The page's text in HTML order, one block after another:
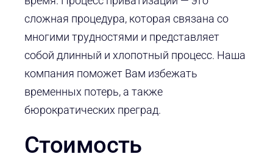
сложная процедура, которая связана со
многими трудностями и представляет
собой длинный и хлопотный процесс. Наша
компания поможет Вам избежать
временных потерь, а также
бюрократических преград.
Стоимость